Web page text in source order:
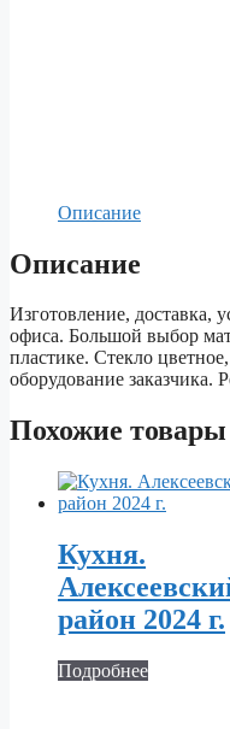
Описание
Описание
Изготовление, доставка,
офиса. Большой выбор
пластике. Стекло
оборудование заказчика.
Похожие товары
Кухня.
район 2024 г.
Подробнее